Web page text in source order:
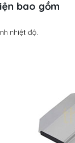
bao gồm
nhiệt độ.